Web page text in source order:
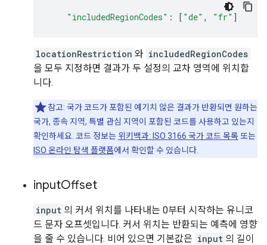
"includedRegionCodes" : [ "de" , "fr" ]
locationRestriction 와 includedRegionCodes
을 모두 지정하면 결과가 두 설정의 교차 영역에 위치합
니다.
참고: 국가 코드가 포함된 예기치 않은 결과가 반환되면 원하는
국가, 종속 지역, 특별 관심 지역이 포함된 코드를 사용하고 있는지
확인하세요. 코드 정보는 위키백과: ISO 3166 국가 코드 목록 또는
ISO 온라인 탐색 플랫폼에서 확인할 수 있습니다.
inputOffset
input 의 커서 위치를 나타내는 0부터 시작하는 유니코
드 문자 오프셋입니다. 커서 위치는 반환되는 예측에 영향
을 줄 수 있습니다. 비어 있으면 기본값은 input 의 길이